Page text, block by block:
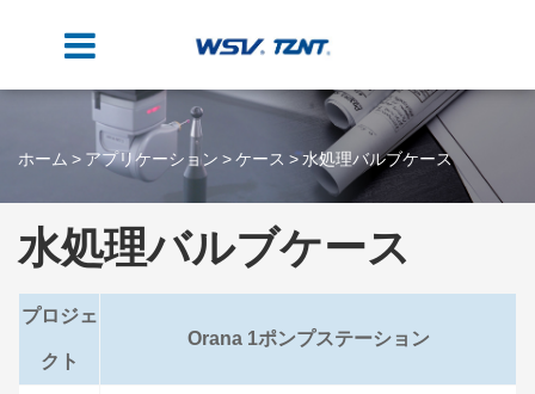
ホーム アプリケーション ケース 水処理バルブケース
水処理バルブケース
プロジェ
クト
Orana 1ポンプステーション